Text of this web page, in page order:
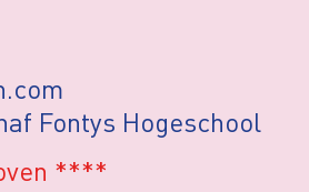
Fontys Hogeschool
****